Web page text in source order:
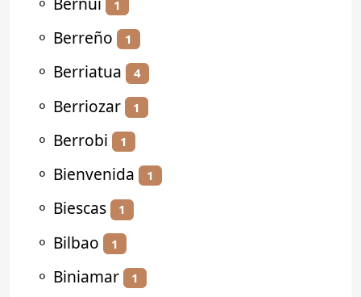
1
⚬ Berreño 1
⚬ Berriatua 4
⚬ Berriozar 1
⚬ Berrobi 1
⚬ Bienvenida 1
⚬ Biescas 1
⚬ Bilbao 1
⚬ Biniamar 1